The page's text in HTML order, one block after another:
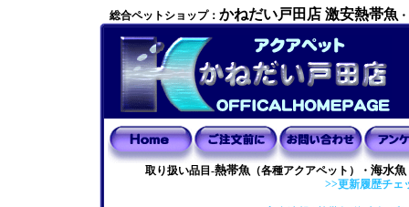
総合ペットショップ： かねだい戸田店 激安熱帯魚 ・
取り扱い品目-熱帯魚（各種アクアペット）・ 海水魚
>>更新履歴チェ